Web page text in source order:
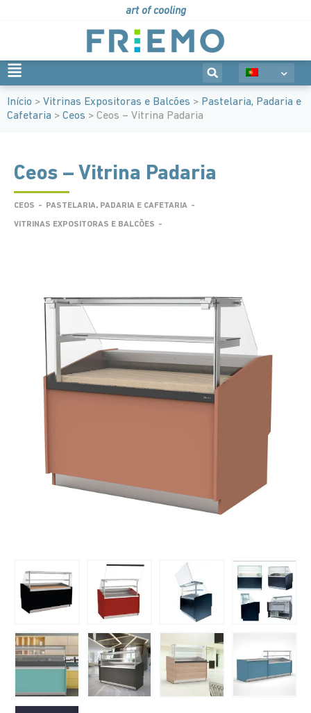
art of cooling
Início > Vitrinas Expositoras e Balcões > Pastelaria, Padaria e
Cafetaria > Ceos > Ceos – Vitrina Padaria
Ceos – Vitrina Padaria
CEOS - PASTELARIA, PADARIA E CAFETARIA -
VITRINAS EXPOSITORAS E BALCÕES -